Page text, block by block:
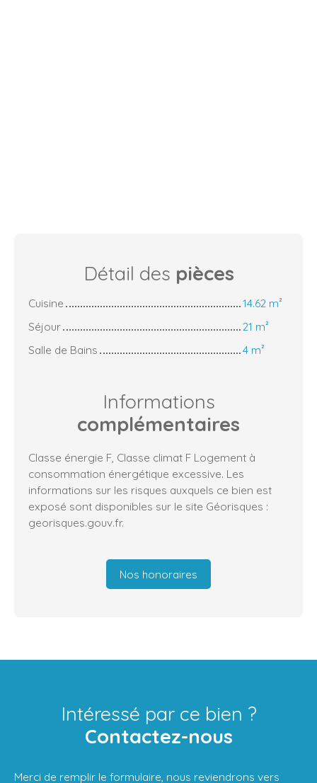
Détail des pièces
Cuisine
14.62 m²
Séjour
21 m²
Salle de Bains
4 m²
Informations
complémentaires
Classe énergie F, Classe climat F Logement à
consommation énergétique excessive. Les
informations sur les risques auxquels ce bien est
exposé sont disponibles sur le site Géorisques :
georisques.gouv.fr.
Nos honoraires
Intéressé par ce bien ?
Contactez-nous
Merci de remplir le formulaire, nous reviendrons vers